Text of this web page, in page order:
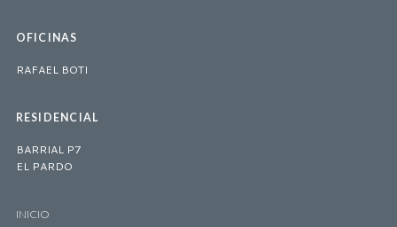
OFICINAS
RAFAEL BOTI
RESIDENCIAL
BARRIAL P7
EL PARDO
INICIO